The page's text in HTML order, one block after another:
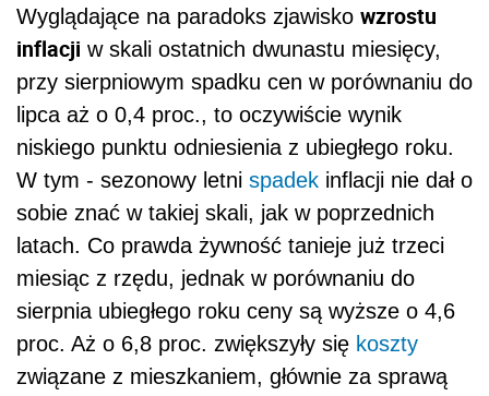
Wyglądające na paradoks zjawisko wzrostu
inflacji w skali ostatnich dwunastu miesięcy,
przy sierpniowym spadku cen w porównaniu do
lipca aż o 0,4 proc., to oczywiście wynik
niskiego punktu odniesienia z ubiegłego roku.
W tym - sezonowy letni spadek inflacji nie dał o
sobie znać w takiej skali, jak w poprzednich
latach. Co prawda żywność tanieje już trzeci
miesiąc z rzędu, jednak w porównaniu do
sierpnia ubiegłego roku ceny są wyższe o 4,6
proc. Aż o 6,8 proc. zwiększyły się koszty
związane z mieszkaniem, głównie za sprawą